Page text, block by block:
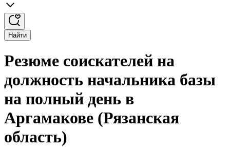
Найти
Резюме соискателей на
должность начальника базы
на полный день в
Аргамакове (Рязанская
область)